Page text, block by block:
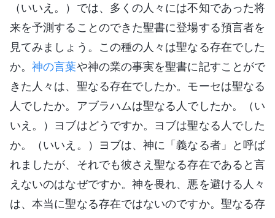
（いいえ。）では、多くの人々には不知であった将
来を予測することのできた聖書に登場する預言者を
見てみましょう。この種の人々は聖なる存在でした
か。神の言葉や神の業の事実を聖書に記すことがで
きた人々は、聖なる存在でしたか。モーセは聖なる
人でしたか。アブラハムは聖なる人でしたか。（い
いえ。）ヨブはどうですか。ヨブは聖なる人でした
か。（いいえ。）ヨブは、神に「義なる者」と呼ば
れましたが、それでも彼さえ聖なる存在であると言
えないのはなぜですか。神を畏れ、悪を避ける人々
は、本当に聖なる存在ではないのですか。聖なる存